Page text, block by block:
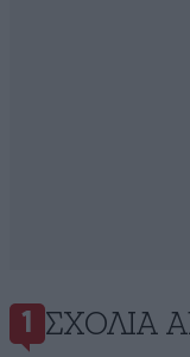
1 ΣΧΌΛΙΑ